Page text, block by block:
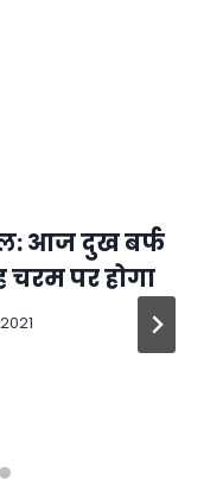
आज दुख बर्फ
चरम पर होगा